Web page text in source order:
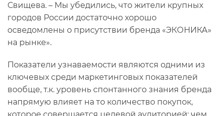
Свищева. – Мы убедились, что жители крупных
городов России достаточно хорошо
осведомлены о присутствии бренда «ЭКОНИКА»
на рынке».
Показатели узнаваемости являются одними из
ключевых среди маркетинговых показателей
вообще, т.к. уровень спонтанного знания бренда
напрямую влияет на то количество покупок,